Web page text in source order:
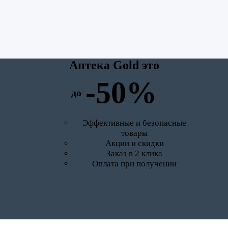
Аптека Gold это
до -50%
Эффективные и безопасные
товары
Акции и скидки
Заказ в 2 клика
Оплата при получении